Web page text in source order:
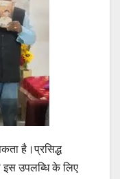
है।प्रसिद्ध
इस उपलब्धि के लिए